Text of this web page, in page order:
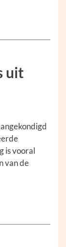
uit
is vooral
van de